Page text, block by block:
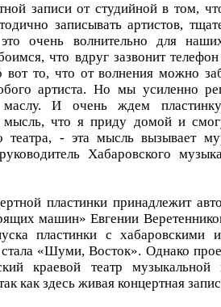
записи от студийной в том,
записывать артистов,
очень волнительно для
что вдруг зазвонит
вот то, что от волнения можно
артиста. Но мы усиленно
И очень ждем
мысль, что я приду домой и
театра, - эта мысль вызывает
Хабаровского
пластинки принадлежит
машин» Евгении
пластинки с хабаровскими
стала «Шуми, Восток». Однако
краевой театр музыкальной
как здесь живая концертная